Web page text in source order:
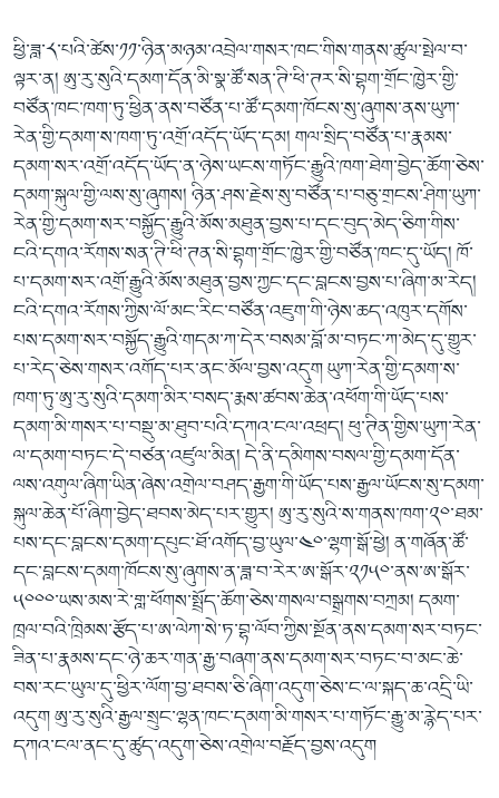
ཕྱི་ཟླ་༨་པའི་ཚེས་༡༡་ཉིན་མཉམ་འབྲེལ་གསར་ཁང་གིས་གནས་ཚུལ་སྤེལ་བ་
ལྟར་ན། ཨུ་རུ་སུའི་དམག་དོན་མི་སྣ་ཚོ་སན་ཊི་ཕི་ཊར་སི་བྷག་གྲོང་ཁྱེར་གྱི་
བཙོན་ཁང་ཁག་ཏུ་ཕྱིན་ནས་བཙོན་པ་ཚོ་དམག་ཁོངས་སུ་ཞུགས་ནས་ཡུཀ་
རེན་གྱི་དམག་ས་ཁག་ཏུ་འགྲོ་འདོད་ཡོད་དམ། གལ་སྲིད་བཙོན་པ་རྣམས་
དམག་སར་འགྲོ་འདོད་ཡོད་ན་ཉེས་ཡངས་གཏོང་རྒྱུའི་ཁག་ཐེག་བྱེད་ཆོག་ཅེས་
དམག་སྐུལ་གྱི་ལས་སུ་ཞུགས། ཉིན་ཤས་རྗེས་སུ་བཙོན་པ་བཅུ་གྲངས་ཤིག་ཡུཀ་
རེན་གྱི་དམག་སར་བསྐྱོད་རྒྱུའི་མོས་མཐུན་བྱས་པ་དང་བུད་མེད་ཅིག་གིས་
ངའི་དགའ་རོགས་སན་ཊི་ཕི་ཊན་སི་བྷག་གྲོང་ཁྱེར་གྱི་བཙོན་ཁང་དུ་ཡོད། ཁོ་
པ་དམག་སར་འགྲོ་རྒྱུའི་མོས་མཐུན་བྱས་ཀྱང་དང་བླངས་བྱས་པ་ཞིག་མ་རེད།
ངའི་དགའ་རོགས་ཀྱིས་ལོ་མང་རིང་བཙོན་འཇུག་གི་ཉེས་ཆད་འཁུར་དགོས་
པས་དམག་སར་བསྐྱོད་རྒྱུའི་གདམ་ཀ་དེར་བསམ་བློ་མ་བཏང་ཀ་མེད་དུ་གྱུར་
པ་རེད་ཅེས་གསར་འགོད་པར་ནང་མོལ་བྱས་འདུག ཡུཀ་རེན་གྱི་དམག་ས་
ཁག་ཏུ་ཨུ་རུ་སུའི་དམག་མིར་བསད་རྨས་ཚབས་ཆེན་འཕོག་གི་ཡོད་པས་
དམག་མི་གསར་པ་བསྡུ་མ་ཐུབ་པའི་དཀའ་ངལ་འཕྲད། ཕུ་ཊིན་གྱིས་ཡུཀ་རེན་
ལ་དམག་བཏང་དེ་བཙན་འཛུལ་མིན། དེ་ནི་དམིགས་བསལ་གྱི་དམག་དོན་
ལས་འགུལ་ཞིག་ཡིན་ཞེས་འགྲེལ་བཤད་རྒྱག་གི་ཡོད་པས་རྒྱལ་ཡོངས་སུ་དམག་
སྐུལ་ཆེན་པོ་ཞིག་བྱེད་ཐབས་མེད་པར་གྱུར། ཨུ་རུ་སུའི་ས་གནས་ཁག་༢༠་ཐམ་
པས་དང་བླངས་དམག་དཔུང་ཐོ་འགོད་བྱ་ཡུལ་༤༠་ལྷག་སྒོ་ཕྱེ། ན་གཞོན་ཚོ་
དང་བླངས་དམག་ཁོངས་སུ་ཞུགས་ན་ཟླ་བ་རེར་ཨ་སྒོར་༢༡༥༠་ནས་ཨ་སྒོར་
༥༠༠༠་ཡས་མས་རེ་གླ་ཕོགས་སྤྲོད་ཆོག་ཅེས་གསལ་བསྒྲགས་བཀྲམ། དམག་
ཁྲལ་བའི་ཁྲིམས་རྩོད་པ་ཨ་ལེཀ་སེ་ཏ་བྷ་ལོབ་ཀྱིས་སྔོན་ནས་དམག་སར་བཏང་
ཟིན་པ་རྣམས་དང་ཉེ་ཆར་གན་རྒྱ་བཞག་ནས་དམག་སར་བཏང་བ་མང་ཆེ་
བས་རང་ཡུལ་དུ་ཕྱིར་ལོག་བྱ་ཐབས་ཅི་ཞིག་འདུག་ཅེས་ང་ལ་སྐད་ཆ་འདྲི་ཡི་
འདུག ཨུ་རུ་སུའི་རྒྱལ་སྲུང་ལྷན་ཁང་དམག་མི་གསར་པ་གཏོང་རྒྱུ་མ་རྙེད་པར་
དཀའ་ངལ་ནང་དུ་ཚུད་འདུག་ཅེས་འགྲེལ་བརྗོད་བྱས་འདུག